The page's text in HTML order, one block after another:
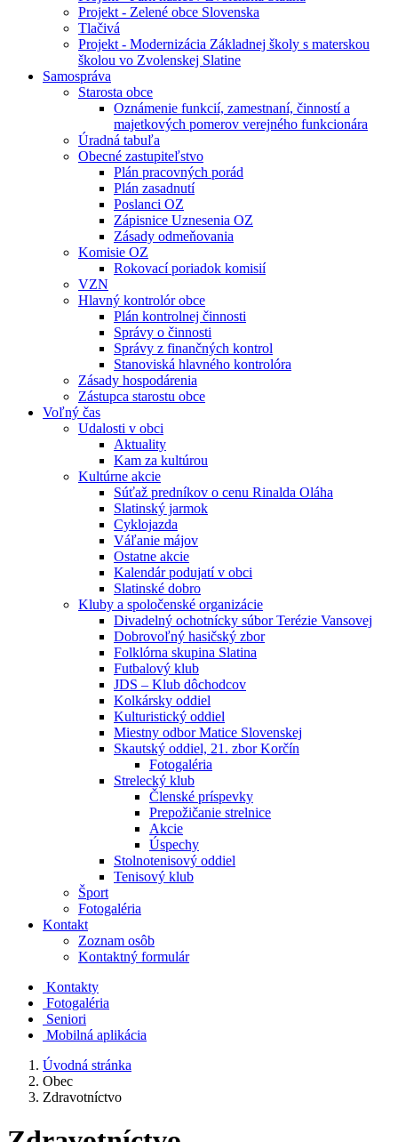
Projekt - Zelené obce Slovenska
Tlačivá
Projekt - Modernizácia Základnej školy s materskou
školou vo Zvolenskej Slatine
Samospráva
Starosta obce
Oznámenie funkcií, zamestnaní, činností a
majetkových pomerov verejného funkcionára
Úradná tabuľa
Obecné zastupiteľstvo
Plán pracovných porád
Plán zasadnutí
Poslanci OZ
Zápisnice Uznesenia OZ
Zásady odmeňovania
Komisie OZ
Rokovací poriadok komisií
VZN
Hlavný kontrolór obce
Plán kontrolnej činnosti
Správy o činnosti
Správy z finančných kontrol
Stanoviská hlavného kontrolóra
Zásady hospodárenia
Zástupca starostu obce
Voľný čas
Udalosti v obci
Aktuality
Kam za kultúrou
Kultúrne akcie
Súťaž predníkov o cenu Rinalda Oláha
Slatinský jarmok
Cyklojazda
Váľanie májov
Ostatne akcie
Kalendár podujatí v obci
Slatinské dobro
Kluby a spoločenské organizácie
Divadelný ochotnícky súbor Terézie Vansovej
Dobrovoľný hasičský zbor
Folklórna skupina Slatina
Futbalový klub
JDS – Klub dôchodcov
Kolkársky oddiel
Kulturistický oddiel
Miestny odbor Matice Slovenskej
Skautský oddiel, 21. zbor Korčín
Fotogaléria
Strelecký klub
Členské príspevky
Prepožičanie strelnice
Akcie
Úspechy
Stolnotenisový oddiel
Tenisový klub
Šport
Fotogaléria
Kontakt
Zoznam osôb
Kontaktný formulár
Kontakty
Fotogaléria
Seniori
Mobilná aplikácia
Úvodná stránka
Obec
Zdravotníctvo